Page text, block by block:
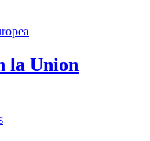
la Union